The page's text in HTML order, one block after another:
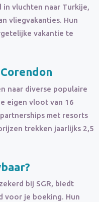
in vluchten naar Turkije,
vliegvakanties. Hun
vakantie te
naar diverse populaire
eigen vloot van 16
met resorts
trekken jaarlijks 2,5
?
bij SGR, biedt
voor je boeking. Hun